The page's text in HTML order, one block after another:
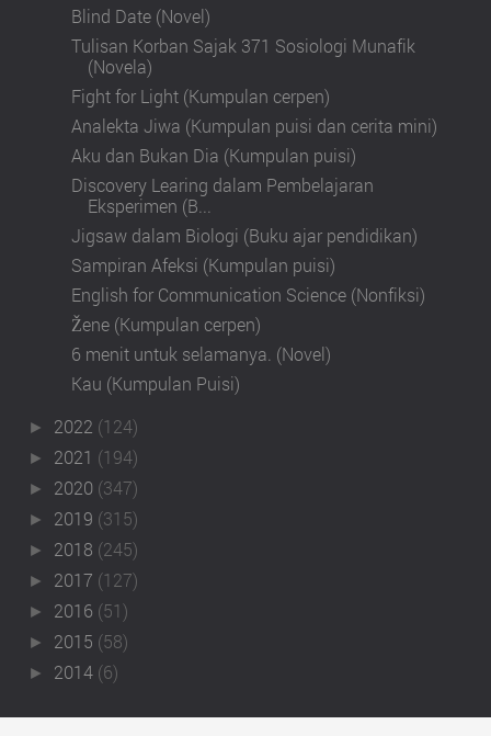
Blind Date (Novel)
Tulisan Korban Sajak 371 Sosiologi Munafik
(Novela)
Fight for Light (Kumpulan cerpen)
Analekta Jiwa (Kumpulan puisi dan cerita mini)
Aku dan Bukan Dia (Kumpulan puisi)
Discovery Learing dalam Pembelajaran
Eksperimen (B...
Jigsaw dalam Biologi (Buku ajar pendidikan)
Sampiran Afeksi (Kumpulan puisi)
English for Communication Science (Nonfiksi)
Žene (Kumpulan cerpen)
6 menit untuk selamanya. (Novel)
Kau (Kumpulan Puisi)
► 2022 (124)
► 2021 (194)
► 2020 (347)
► 2019 (315)
► 2018 (245)
► 2017 (127)
► 2016 (51)
► 2015 (58)
► 2014 (6)